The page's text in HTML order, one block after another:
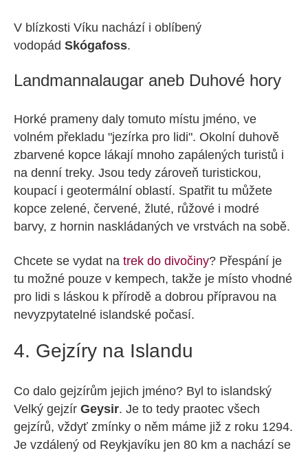
V blízkosti Víku nachází i oblíbený
vodopád Skógafoss.
Landmannalaugar aneb Duhové hory
Horké prameny daly tomuto místu jméno, ve
volném překladu "jezírka pro lidi". Okolní duhově
zbarvené kopce lákají mnoho zapálených turistů i
na denní treky. Jsou tedy zároveň turistickou,
koupací i geotermální oblastí. Spatřit tu můžete
kopce zelené, červené, žluté, růžové i modré
barvy, z hornin naskládaných ve vrstvách na sobě.
Chcete se vydat na trek do divočiny? Přespání je
tu možné pouze v kempech, takže je místo vhodné
pro lidi s láskou k přírodě a dobrou přípravou na
nevyzpytatelné islandské počasí.
4. Gejzíry na Islandu
Co dalo gejzírům jejich jméno? Byl to islandský
Velký gejzír Geysir. Je to tedy praotec všech
gejzírů, vždyť zmínky o něm máme již z roku 1294.
Je vzdálený od Reykjavíku jen 80 km a nachází se